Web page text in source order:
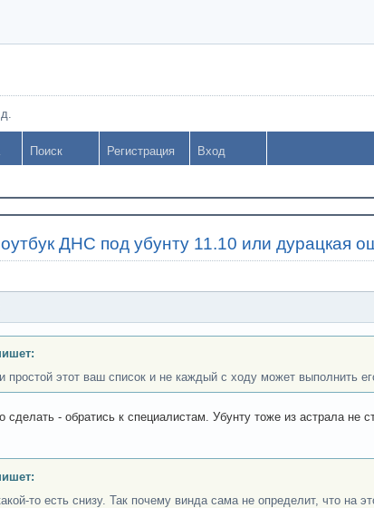
Поиск Регистрация Вход
ДНС под убунту 11.10 или дурацкая
простой этот ваш список и не каждый с ходу может выполнить
сделать - обратись к специалистам. Убунту тоже из астрала не
то есть снизу. Так почему винда сама не определит, что на